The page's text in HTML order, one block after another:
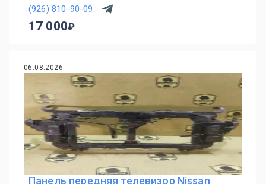
(926) 810-90-09
17 000
06.08.2026
Панель передняя телевизор Nissan